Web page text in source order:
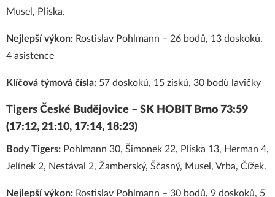
Musel, Pliska.
Nejlepší výkon: Rostislav Pohlmann – 26 bodů, 13 doskoků,
4 asistence
Klíčová týmová čísla: 57 doskoků, 15 zisků, 30 bodů lavičky
Tigers České Budějovice – SK HOBIT Brno 73:59
(17:12, 21:10, 17:14, 18:23)
Body Tigers: Pohlmann 30, Šimonek 22, Pliska 13, Herman 4,
Jelínek 2, Nestával 2, Žamberský, Ščasný, Musel, Vrba, Čížek.
Nejlepší výkon: Rostislav Pohlmann – 30 bodů, 9 doskoků, 5